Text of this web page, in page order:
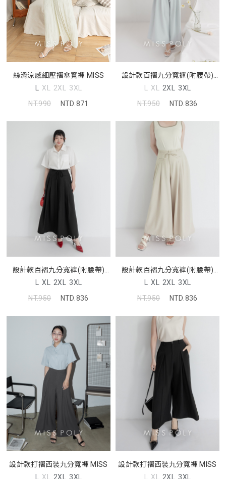
絲滑涼感細壓褶傘寬褲 MISS
L XL 2XL 3XL
NT.990
NTD.871
設計款百褶九分寬褲(附腰帶)
MISS
L XL 2XL 3XL
NT.950
NTD.836
設計款百褶九分寬褲(附腰帶)
MISS
L XL 2XL 3XL
NT.950
NTD.836
設計款百褶九分寬褲(附腰帶)
MISS
L XL 2XL 3XL
NT.950
NTD.836
設計款打褶西裝九分寬褲 MISS
設計款打褶西裝九分寬褲 MISS